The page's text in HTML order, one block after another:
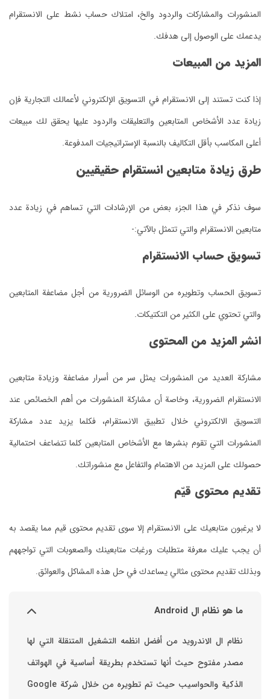
المنشورات والمشاركات والردود والخ، امتلاك حساب نشط على الانستقرام
يدعمك على الوصول إلى هدفك.
المزيد من المبيعات
إذا كنت تستند إلى الانستقرام في التسويق الإلكتروني لأعمالك التجارية فإن
زيادة عدد الأشخاص المتابعين والتعليقات والردود عليها يحقق لك مبيعات
أعلى المكاسب بأقل التكاليف بالنسبة الإستراتيجيات المدفوعة.
طرق زيادة متابعين انستقرام حقيقيين
سوف نذكر في هذا الجزء بعض من الإرشادات التي تساهم في زيادة عدد
متابعين الانستقرام والتي تتمثل بالآتي:-
تسويق حساب الانستقرام
تسويق الحساب وتطويره من الوسائل الضرورية من أجل مضاعفة المتابعين
والتي تحتوي على الكثير من التكتيكات.
انشر المزيد من المحتوى
مشاركة العديد من المنشورات يمثل سر من أسرار مضاعفة وزيادة متابعين
الانستقرام الضرورية، وخاصة أن مشاركة المنشورات من أهم الخصائص عند
التسويق الالكتروني خلال تطبيق الانستقرام، فكلما يزيد عدد مشاركة
المنشورات التي تقوم بنشرها مع الأشخاص المتابعين كلما تتضاعف احتمالية
حصولك على المزيد من الاهتمام والتفاعل مع منشوراتك.
تقديم محتوى قيّم
لا يرغبون متابعيك على الانستقرام إلا سوى تقديم محتوى قيم مما يقصد به
أن يجب عليك معرفة متطلبات ورغبات متابعينك والصعوبات التي تواجههم
وبذلك تقديم محتوى مثالي يساعدك في حل هذه المشاكل والعوائق.
ما هو نظام ال Android
نظام ال الاندرويد من أفضل انظمه التشغيل المتنقلة التي لها
مصدر مفتوح حيث أنها تستخدم بطريقة أساسية في الهواتف